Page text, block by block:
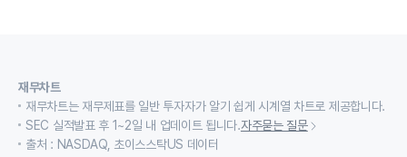
재무차트
재무차트는 재무제표를 일반 투자자가 알기 쉽게 시계열 차트로 제공합니다.
SEC 실적발표 후 1~2일 내 업데이트 됩니다.자주묻는 질문
출처 : NASDAQ, 초이스스탁US 데이터